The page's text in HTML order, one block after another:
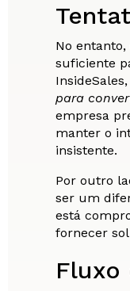
No
suficiente
InsideSales,
para
empresa
manter o
insistente.
Por outro
ser um
está
fornecer
Fluxo